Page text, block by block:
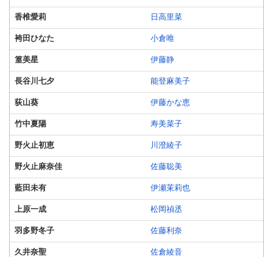
香椎愛莉 日高里菜
袴田ひなた 小倉唯
篁美星 伊藤静
長谷川七夕 能登麻美子
荻山葵 伊藤かな恵
竹中夏陽 寿美菜子
野火止初恵 川澄綾子
野火止麻奈佳 佐藤聡美
藍田未有 伊瀬茉莉也
上原一成 松岡禎丞
羽多野冬子 佐藤利奈
久井奈聖 佐倉綾音